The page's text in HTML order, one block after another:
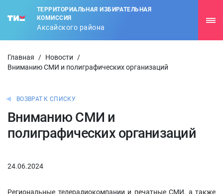
ТЕРРИТОРИАЛЬНАЯ ИЗБИРАТЕЛЬНАЯ
КОМИССИЯ
Аксайского района
Главная / Новости
/
Вниманию СМИ и полиграфических организаций
ВОЗВРАТ К СПИСКУ
Вниманию СМИ и
полиграфических организаций
24.06.2024
Региональные телерадиокомпании и печатные СМИ, а также